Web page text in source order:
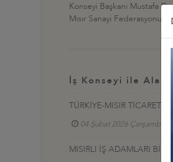
Konseyi Başkanı Mustafa
Mısır Sanayi Federasyonu
İş Konseyi ile
TÜRKİYE-MISIR TİCARET
04 Şubat 2026 Çarşamba
MISIRLI İŞ ADAMLARI